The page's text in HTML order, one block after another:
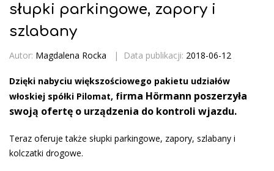
słupki parkingowe, zapory i
szlabany
Autor: Magdalena Rocka | Data publikacji: 2018-06-12
Dzięki nabyciu większościowego pakietu udziałów
włoskiej spółki Pilomat, firma Hörmann poszerzyła
swoją ofertę o urządzenia do kontroli wjazdu.
Teraz oferuje także słupki parkingowe, zapory, szlabany i
kolczatki drogowe.